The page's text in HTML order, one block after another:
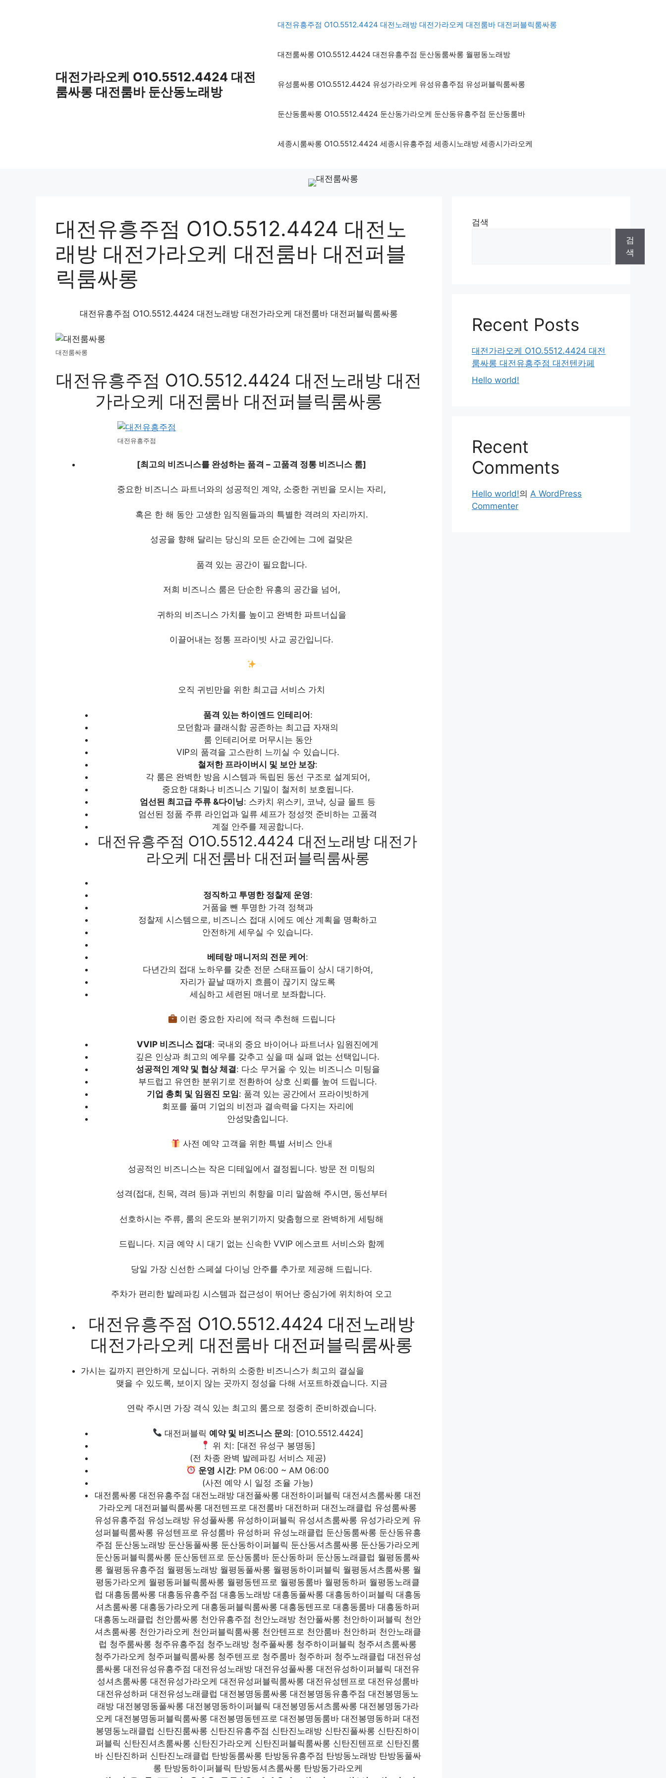
대전가라오케 O1O.5512.4424 대전
룸싸롱 대전룸바 둔산동노래방
대전유흥주점 O1O.5512.4424 대전노래방 대전가라오케 대전룸바 대전퍼블릭룸싸롱
대전룸싸롱 O1O.5512.4424 대전유흥주점 둔산동룸싸롱 월평동노래방
유성룸싸롱 O1O.5512.4424 유성가라오케 유성유흥주점 유성퍼블릭룸싸롱
둔산동룸싸롱 O1O.5512.4424 둔산동가라오케 둔산동유흥주점 둔산동룸바
세종시룸싸롱 O1O.5512.4424 세종시유흥주점 세종시노래방 세종시가라오케
대전유흥주점 O1O.5512.4424 대전노
래방 대전가라오케 대전룸바 대전퍼블
릭룸싸롱
대전유흥주점 O1O.5512.4424 대전노래방 대전가라오케 대전룸바 대전퍼블릭룸싸롱
대전룸싸롱
대전유흥주점 O1O.5512.4424 대전노래방 대전
가라오케 대전룸바 대전퍼블릭룸싸롱
대전유흥주점
[최고의 비즈니스를 완성하는 품격 – 고품격 정통 비즈니스 룸]
중요한 비즈니스 파트너와의 성공적인 계약, 소중한 귀빈을 모시는 자리,
혹은 한 해 동안 고생한 임직원들과의 특별한 격려의 자리까지.
성공을 향해 달리는 당신의 모든 순간에는 그에 걸맞은
품격 있는 공간이 필요합니다.
저희 비즈니스 룸은 단순한 유흥의 공간을 넘어,
귀하의 비즈니스 가치를 높이고 완벽한 파트너십을
이끌어내는 정통 프라이빗 사교 공간입니다.
오직 귀빈만을 위한 최고급 서비스 가치
품격 있는 하이엔드 인테리어:
모던함과 클래식함 공존하는 최고급 자재의
룸 인테리어로 머무시는 동안
VIP의 품격을 고스란히 느끼실 수 있습니다.
철저한 프라이버시 및 보안 보장:
각 룸은 완벽한 방음 시스템과 독립된 동선 구조로 설계되어,
중요한 대화나 비즈니스 기밀이 철저히 보호됩니다.
엄선된 최고급 주류&다이닝: 스카치 위스키, 코냑, 싱글 몰트 등
엄선된 정품 주류 라인업과 일류 셰프가 정성껏 준비하는 고품격
계절 안주를 제공합니다.
대전유흥주점 O1O.5512.4424 대전노래방 대전가
라오케 대전룸바 대전퍼블릭룸싸롱
정직하고 투명한 정찰제 운영:
거품을 뺀 투명한 가격 정책과
정찰제 시스템으로, 비즈니스 접대 시에도 예산 계획을 명확하고
안전하게 세우실 수 있습니다.
베테랑 매니저의 전문 케어:
다년간의 접대 노하우를 갖춘 전문 스태프들이 상시 대기하여,
자리가 끝날 때까지 흐름이 끊기지 않도록
세심하고 세련된 매너로 보좌합니다.
이런 중요한 자리에 적극 추천해 드립니다
VVIP 비즈니스 접대: 국내외 중요 바이어나 파트너사 임원진에게
깊은 인상과 최고의 예우를 갖추고 싶을 때 실패 없는 선택입니다.
성공적인 계약 및 협상 체결: 다소 무거울 수 있는 비즈니스 미팅을
부드럽고 유연한 분위기로 전환하여 상호 신뢰를 높여 드립니다.
기업 총회 및 임원진 모임: 품격 있는 공간에서 프라이빗하게
회포를 풀며 기업의 비전과 결속력을 다지는 자리에
안성맞춤입니다.
사전 예약 고객을 위한 특별 서비스 안내
성공적인 비즈니스는 작은 디테일에서 결정됩니다. 방문 전 미팅의
성격(접대, 친목, 격려 등)과 귀빈의 취향을 미리 말씀해 주시면, 동선부터
선호하시는 주류, 룸의 온도와 분위기까지 맞춤형으로 완벽하게 세팅해
드립니다. 지금 예약 시 대기 없는 신속한 VVIP 에스코트 서비스와 함께
당일 가장 신선한 스페셜 다이닝 안주를 추가로 제공해 드립니다.
주차가 편리한 발레파킹 시스템과 접근성이 뛰어난 중심가에 위치하여 오고
대전유흥주점 O1O.5512.4424 대전노래방
대전가라오케 대전룸바 대전퍼블릭룸싸롱
가시는 길까지 편안하게 모십니다. 귀하의 소중한 비즈니스가 최고의 결실을
맺을 수 있도록, 보이지 않는 곳까지 정성을 다해 서포트하겠습니다. 지금
연락 주시면 가장 격식 있는 최고의 룸으로 정중히 준비하겠습니다.
대전퍼블릭 예약 및 비즈니스 문의: [O1O.5512.4424]
위 치: [대전 유성구 봉명동]
(전 차종 완벽 발레파킹 서비스 제공)
운영 시간: PM 06:00 ~ AM 06:00
(사전 예약 시 일정 조율 가능)
대전룸싸롱 대전유흥주점 대전노래방 대전풀싸롱 대전하이퍼블릭 대전셔츠룸싸롱 대전
가라오케 대전퍼블릭룸싸롱 대전텐프로 대전룸바 대전하퍼 대전노래클럽 유성룸싸롱
유성유흥주점 유성노래방 유성풀싸롱 유성하이퍼블릭 유성셔츠룸싸롱 유성가라오케 유
성퍼블릭룸싸롱 유성텐프로 유성룸바 유성하퍼 유성노래클럽 둔산동룸싸롱 둔산동유흥
주점 둔산동노래방 둔산동풀싸롱 둔산동하이퍼블릭 둔산동셔츠룸싸롱 둔산동가라오케
둔산동퍼블릭룸싸롱 둔산동텐프로 둔산동룸바 둔산동하퍼 둔산동노래클럽 월평동룸싸
롱 월평동유흥주점 월평동노래방 월평동풀싸롱 월평동하이퍼블릭 월평동셔츠룸싸롱 월
평동가라오케 월평동퍼블릭룸싸롱 월평동텐프로 월평동룸바 월평동하퍼 월평동노래클
럽 대흥동룸싸롱 대흥동유흥주점 대흥동노래방 대흥동풀싸롱 대흥동하이퍼블릭 대흥동
셔츠룸싸롱 대흥동가라오케 대흥동퍼블릭룸싸롱 대흥동텐프로 대흥동룸바 대흥동하퍼
대흥동노래클럽 천안룸싸롱 천안유흥주점 천안노래방 천안풀싸롱 천안하이퍼블릭 천안
셔츠룸싸롱 천안가라오케 천안퍼블릭룸싸롱 천안텐프로 천안룸바 천안하퍼 천안노래클
럽 청주룸싸롱 청주유흥주점 청주노래방 청주풀싸롱 청주하이퍼블릭 청주셔츠룸싸롱
청주가라오케 청주퍼블릭룸싸롱 청주텐프로 청주룸바 청주하퍼 청주노래클럽 대전유성
룸싸롱 대전유성유흥주점 대전유성노래방 대전유성풀싸롱 대전유성하이퍼블릭 대전유
성셔츠룸싸롱 대전유성가라오케 대전유성퍼블릭룸싸롱 대전유성텐프로 대전유성룸바
대전유성하퍼 대전유성노래클럽 대전봉명동룸싸롱 대전봉명동유흥주점 대전봉명동노
래방 대전봉명동풀싸롱 대전봉명동하이퍼블릭 대전봉명동셔츠룸싸롱 대전봉명동가라
오케 대전봉명동퍼블릭룸싸롱 대전봉명동텐프로 대전봉명동룸바 대전봉명동하퍼 대전
봉명동노래클럽 신탄진룸싸롱 신탄진유흥주점 신탄진노래방 신탄진풀싸롱 신탄진하이
퍼블릭 신탄진셔츠룸싸롱 신탄진가라오케 신탄진퍼블릭룸싸롱 신탄진텐프로 신탄진룸
바 신탄진하퍼 신탄진노래클럽 탄방동룸싸롱 탄방동유흥주점 탄방동노래방 탄방동풀싸
롱 탄방동하이퍼블릭 탄방동셔츠룸싸롱 탄방동가라오케
검색
검
색
Recent Posts
대전가라오케 O1O.5512.4424 대전
룸싸롱 대전유흥주점 대전텐카페
Hello world!
Recent
Comments
Hello world!의 A WordPress
Commenter